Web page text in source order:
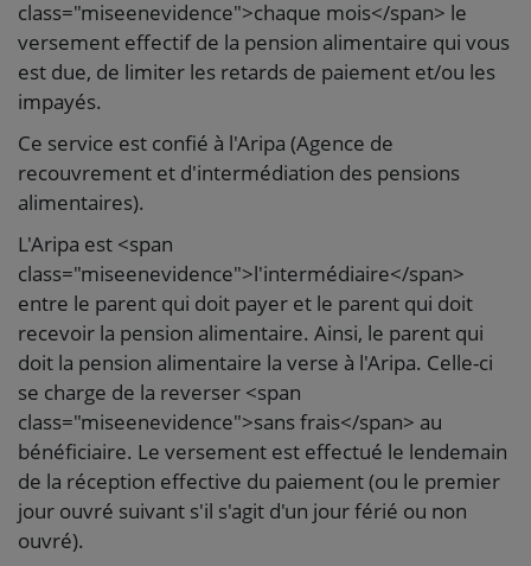
class="miseenevidence">chaque mois</span> le
versement effectif de la pension alimentaire qui vous
est due, de limiter les retards de paiement et/ou les
impayés.
Ce service est confié à l'Aripa (Agence de
recouvrement et d'intermédiation des pensions
alimentaires).
L'Aripa est <span
class="miseenevidence">l'intermédiaire</span>
entre le parent qui doit payer et le parent qui doit
recevoir la pension alimentaire. Ainsi, le parent qui
doit la pension alimentaire la verse à l'Aripa. Celle-ci
se charge de la reverser <span
class="miseenevidence">sans frais</span> au
bénéficiaire. Le versement est effectué le lendemain
de la réception effective du paiement (ou le premier
jour ouvré suivant s'il s'agit d'un jour férié ou non
ouvré).